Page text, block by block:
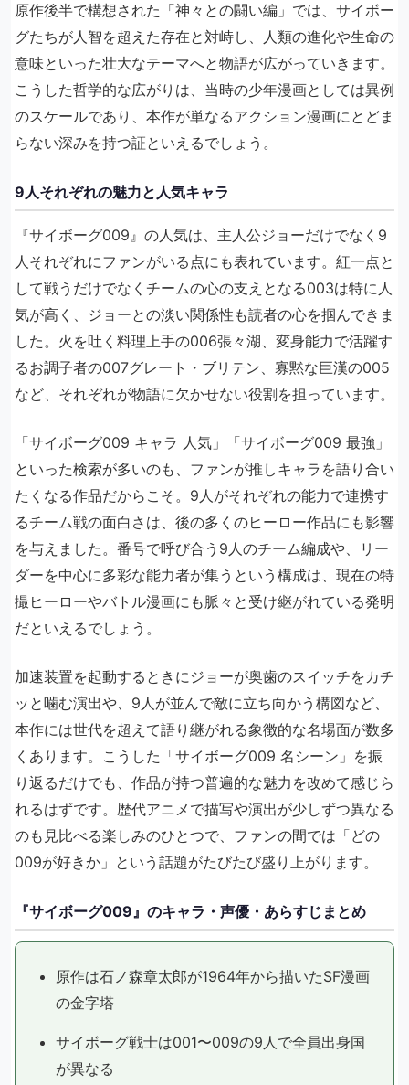
原作後半で構想された「神々との闘い編」では、サイボー
グたちが人智を超えた存在と対峙し、人類の進化や生命の
意味といった壮大なテーマへと物語が広がっていきます。
こうした哲学的な広がりは、当時の少年漫画としては異例
のスケールであり、本作が単なるアクション漫画にとどま
らない深みを持つ証といえるでしょう。
9人それぞれの魅力と人気キャラ
『サイボーグ009』の人気は、主人公ジョーだけでなく9
人それぞれにファンがいる点にも表れています。紅一点と
して戦うだけでなくチームの心の支えとなる003は特に人
気が高く、ジョーとの淡い関係性も読者の心を掴んできま
した。火を吐く料理上手の006張々湖、変身能力で活躍す
るお調子者の007グレート・ブリテン、寡黙な巨漢の005
など、それぞれが物語に欠かせない役割を担っています。
「サイボーグ009 キャラ 人気」「サイボーグ009 最強」
といった検索が多いのも、ファンが推しキャラを語り合い
たくなる作品だからこそ。9人がそれぞれの能力で連携す
るチーム戦の面白さは、後の多くのヒーロー作品にも影響
を与えました。番号で呼び合う9人のチーム編成や、リー
ダーを中心に多彩な能力者が集うという構成は、現在の特
撮ヒーローやバトル漫画にも脈々と受け継がれている発明
だといえるでしょう。
加速装置を起動するときにジョーが奥歯のスイッチをカチ
ッと噛む演出や、9人が並んで敵に立ち向かう構図など、
本作には世代を超えて語り継がれる象徴的な名場面が数多
くあります。こうした「サイボーグ009 名シーン」を振
り返るだけでも、作品が持つ普遍的な魅力を改めて感じら
れるはずです。歴代アニメで描写や演出が少しずつ異なる
のも見比べる楽しみのひとつで、ファンの間では「どの
009が好きか」という話題がたびたび盛り上がります。
『サイボーグ009』のキャラ・声優・あらすじまとめ
原作は石ノ森章太郎が1964年から描いたSF漫画
の金字塔
サイボーグ戦士は001〜009の9人で全員出身国
が異なる